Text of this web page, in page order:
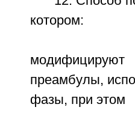
котором:
преамбулы,
фазы, при этом